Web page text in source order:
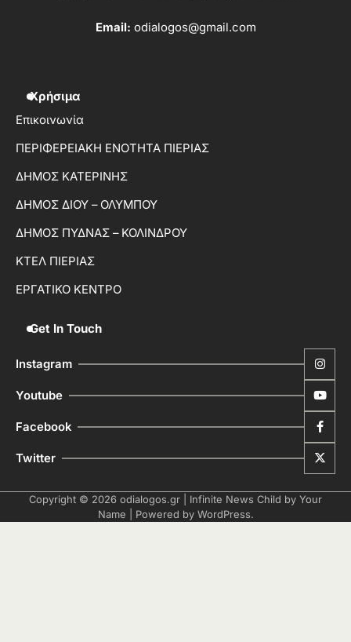
Email: odialogos@gmail.com
Χρήσιμα
Επικοινωνία
ΠΕΡΙΦΕΡΕΙΑΚΗ ΕΝΟΤΗΤΑ ΠΙΕΡΙΑΣ
ΔΗΜΟΣ ΚΑΤΕΡΙΝΗΣ
ΔΗΜΟΣ ΔΙΟΥ – ΟΛΥΜΠΟΥ
ΔΗΜΟΣ ΠΥΔΝΑΣ – ΚΟΛΙΝΔΡΟΥ
ΚΤΕΛ ΠΙΕΡΙΑΣ
ΕΡΓΑΤΙΚΟ ΚΕΝΤΡΟ
Get In Touch
Instagram
Youtube
Facebook
Twitter
Copyright © 2026 odialogos.gr | Infinite News Child by Your
Name | Powered by WordPress.